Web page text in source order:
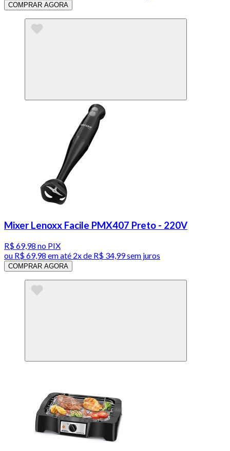
COMPRAR AGORA
Mixer Lenoxx Facile PMX407 Preto - 220V
R$ 69,98 no PIX
ou R$ 69,98 em até 2x de R$ 34,99 sem juros
COMPRAR AGORA